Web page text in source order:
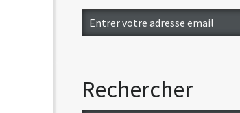
Rechercher